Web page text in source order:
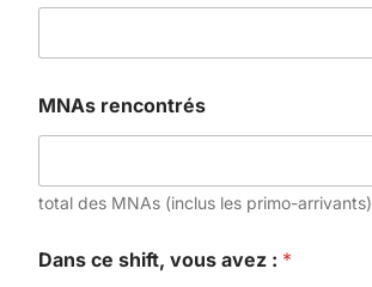
MNAs rencontrés
total des MNAs (inclus les primo-arrivants)
Dans ce shift, vous avez : *